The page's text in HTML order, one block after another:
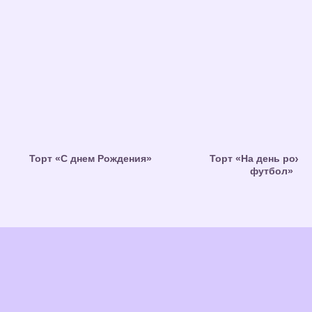
Торт «С днем Рождения»
Торт «На день
футбол»